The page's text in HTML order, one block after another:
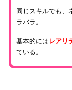
同じスキルでも、
ラバラ。
基本的には レアリ
ている。